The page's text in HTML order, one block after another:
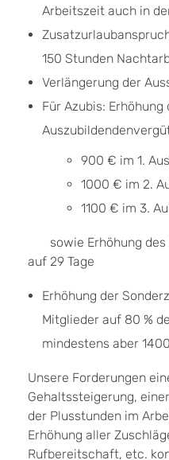
Arbeitszeit auch in
150 Stunden
Verlängerung der
Für Azubis: Erhöhung
900 € im 1.
1000 € im 2.
1100 € im 3.
sowie Erhöhung des
auf 29 Tage
Erhöhung der
Mitglieder auf 80 %
mindestens aber
Unsere Forderungen
Gehaltssteigerung,
der Plusstunden im
Erhöhung aller
Rufbereitschaft, etc.